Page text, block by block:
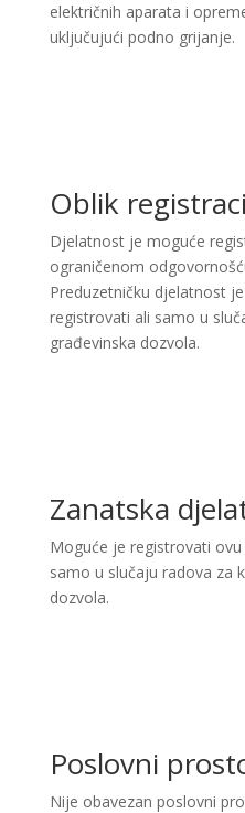
električnih aparata i
uključujući podno grijanje. ​
Oblik
Djelatnost je moguće
ograničenom
Preduzetničku djelatnost
registrovati ali samo u
građevinska dozvola.
Zanatska
Moguće je registrovati
samo u slučaju radova za
dozvola.
Poslovni
Nije obavezan poslovni